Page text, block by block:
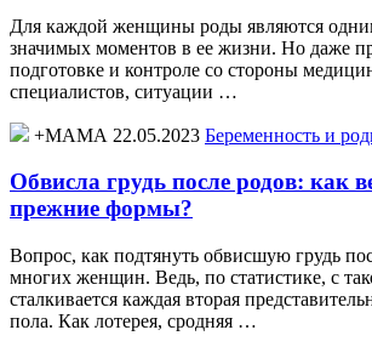
Для каждой женщины роды являются
значимых моментов в ее жизни. Но даже
подготовке и контроле со стороны
специалистов, ситуации …
+МАМА 22.05.2023 Беременность и
Обвисла грудь после родов: как
прежние формы?
Вопрос, как подтянуть обвисшую грудь
многих женщин. Ведь, по статистике, с
сталкивается каждая вторая
пола. Как лотерея, сродняя …